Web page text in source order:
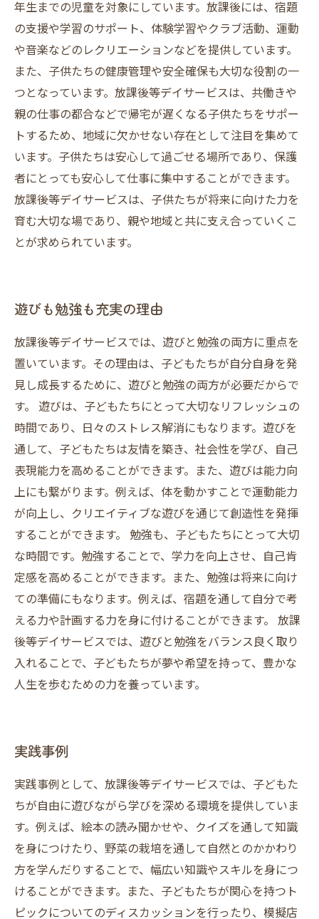
年生までの児童を対象にしています。放課後には、宿題
の支援や学習のサポート、体験学習やクラブ活動、運動
や音楽などのレクリエーションなどを提供しています。
また、子供たちの健康管理や安全確保も大切な役割の一
つとなっています。放課後等デイサービスは、共働きや
親の仕事の都合などで帰宅が遅くなる子供たちをサポー
トするため、地域に欠かせない存在として注目を集めて
います。子供たちは安心して過ごせる場所であり、保護
者にとっても安心して仕事に集中することができます。
放課後等デイサービスは、子供たちが将来に向けた力を
育む大切な場であり、親や地域と共に支え合っていくこ
とが求められています。
遊びも勉強も充実の理由
放課後等デイサービスでは、遊びと勉強の両方に重点を
置いています。その理由は、子どもたちが自分自身を発
見し成長するために、遊びと勉強の両方が必要だからで
す。 遊びは、子どもたちにとって大切なリフレッシュの
時間であり、日々のストレス解消にもなります。遊びを
通して、子どもたちは友情を築き、社会性を学び、自己
表現能力を高めることができます。また、遊びは能力向
上にも繋がります。例えば、体を動かすことで運動能力
が向上し、クリエイティブな遊びを通じて創造性を発揮
することができます。 勉強も、子どもたちにとって大切
な時間です。勉強することで、学力を向上させ、自己肯
定感を高めることができます。また、勉強は将来に向け
ての準備にもなります。例えば、宿題を通して自分で考
える力や計画する力を身に付けることができます。 放課
後等デイサービスでは、遊びと勉強をバランス良く取り
入れることで、子どもたちが夢や希望を持って、豊かな
人生を歩むための力を養っています。
実践事例
実践事例として、放課後等デイサービスでは、子どもた
ちが自由に遊びながら学びを深める環境を提供していま
す。例えば、絵本の読み聞かせや、クイズを通して知識
を身につけたり、野菜の栽培を通して自然とのかかわり
方を学んだりすることで、幅広い知識やスキルを身につ
けることができます。また、子どもたちが関心を持つト
ピックについてのディスカッションを行ったり、模擬店